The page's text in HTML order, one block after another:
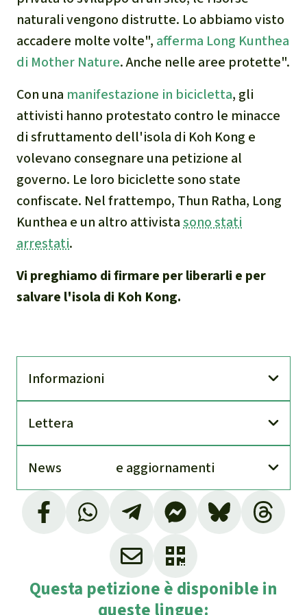
naturali vengono distrutte. Lo abbiamo visto
accadere molte volte", afferma Long Kunthea
di Mother Nature. Anche nelle aree protette".
Con una manifestazione in bicicletta, gli
attivisti hanno protestato contro le minacce
di sfruttamento dell'isola di Koh Kong e
volevano consegnare una petizione al
governo. Le loro biciclette sono state
confiscate. Nel frattempo, Thun Ratha, Long
Kunthea e un altro attivistasono stati
arrestati.
Vi preghiamo di firmare per liberarli e per
salvare l'isola di Koh Kong.
Infor­mazioni
Lettera
News e aggior­namenti
L'isola appartiene all'omonima provincia
nella parte occidentale del Paese. Ha una
superficie di 103 chilometri quadrati, poco
più grande dell'isola spagnola di Formentera,
e una costa di 53 chilometri.
Questa petizione è disponible in
queste lingue: